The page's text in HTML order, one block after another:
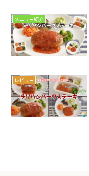
メニュー紹介
レビュー